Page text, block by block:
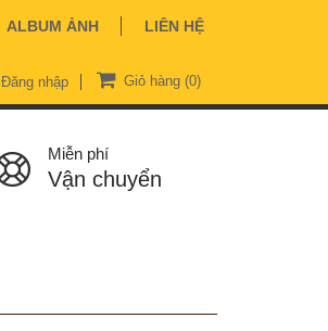
ALBUM ẢNH LIÊN HỆ
Giỏ hàng (0)
Đăng nhập
Miễn phí
Vận chuyển